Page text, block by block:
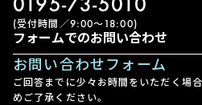
(受付時間／9:00〜18:00)
フォームでのお問い合わせ
お問い合わせフォーム
ご回答までに少々お時間をいただく場
めご了承ください。